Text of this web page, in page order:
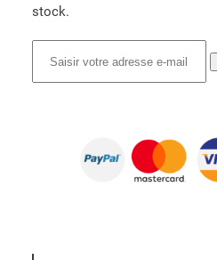
n
i
t
l
c
t
u
l
e
s
stock.